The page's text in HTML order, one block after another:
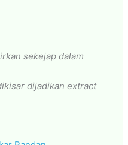
sekejap dalam
dijadikan extract